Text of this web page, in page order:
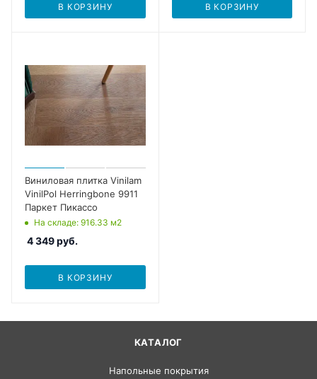
В КОРЗИНУ В КОРЗИНУ
Виниловая плитка Vinilam
VinilPol Herringbone 9911
Паркет Пикассо
На складе: 916.33 м2
4 349руб.
В КОРЗИНУ
КАТАЛОГ
Напольные покрытия